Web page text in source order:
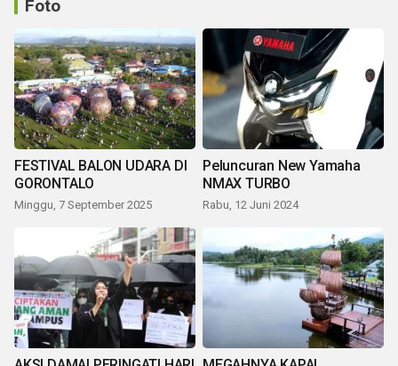
Foto
FESTIVAL BALON UDARA DI
GORONTALO
Minggu, 7 September 2025
Peluncuran New Yamaha
NMAX TURBO
Rabu, 12 Juni 2024